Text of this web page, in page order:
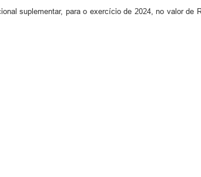
suplementar, para o exercício de 2024, no valor de